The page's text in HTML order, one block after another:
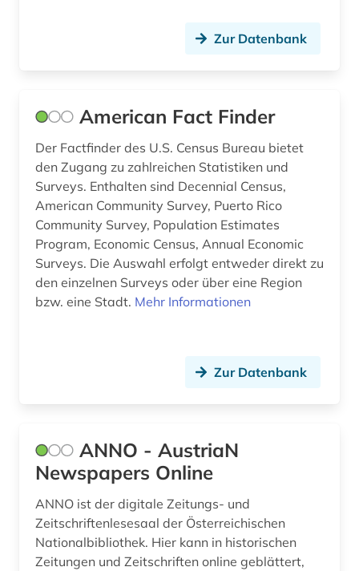
europäisches schrifttum (2)
f&amp;e (1)
fachinformationsdienst (1)
fachkraft (1)
facility management (1)
fallgruppenpflege (1)
festschriften (1)
finanzdienstleistung (1)
finanzen (1)
Zur Datenbank
American Fact Finder
Der Factfinder des U.S. Census Bureau bietet
den Zugang zu zahlreichen Statistiken und
Surveys. Enthalten sind Decennial Census,
American Community Survey, Puerto Rico
Community Survey, Population Estimates
Program, Economic Census, Annual Economic
Surveys. Die Auswahl erfolgt entweder direkt zu
den einzelnen Surveys oder über eine Region
bzw. eine Stadt. Mehr Informationen
Zur Datenbank
ANNO - AustriaN
Newspapers Online
ANNO ist der digitale Zeitungs- und
Zeitschriftenlesesaal der Österreichischen
Nationalbibliothek. Hier kann in historischen
Zeitungen und Zeitschriften online geblättert,